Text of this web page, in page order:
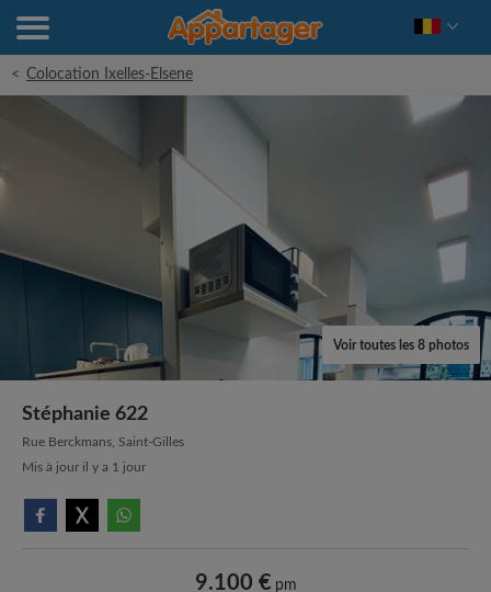
< Colocation Ixelles-Elsene
Voir toutes les 8 photos
Stéphanie 622
Rue Berckmans, Saint-Gilles
Mis à jour il y a 1 jour
9.100 € pm